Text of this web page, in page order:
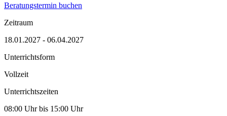
Beratungstermin buchen
Zeitraum
18.01.2027 - 06.04.2027
Unterrichtsform
Vollzeit
Unterrichtszeiten
08:00 Uhr bis 15:00 Uhr